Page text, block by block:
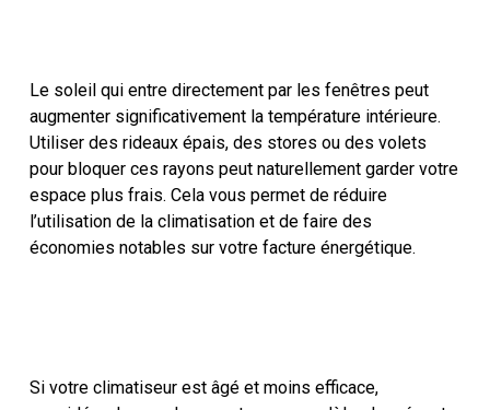
Le soleil qui entre directement par les fenêtres peut
augmenter significativement la température intérieure.
Utiliser des rideaux épais, des stores ou des volets
pour bloquer ces rayons peut naturellement garder votre
espace plus frais. Cela vous permet de réduire
l’utilisation de la climatisation et de faire des
économies notables sur votre facture énergétique.
Si votre climatiseur est âgé et moins efficace,